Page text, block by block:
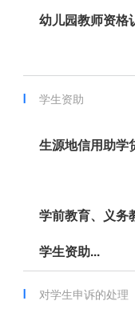
幼儿园教师资格
学生资助
生源地信用助学
学前教育、义务
学生资助...
对学生申诉的处理